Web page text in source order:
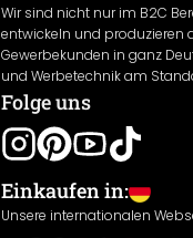
Wir sind nicht nur im B2C
entwickeln und produzieren
Gewerbekunden in ganz
und Werbetechnik am
Folge uns
Einkaufen in:
Unsere internationalen